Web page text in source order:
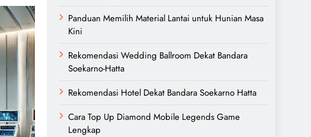
Panduan Memilih Material Lantai untuk Hunian Masa
Kini
Rekomendasi Wedding Ballroom Dekat Bandara
Soekarno-Hatta
Rekomendasi Hotel Dekat Bandara Soekarno Hatta
Cara Top Up Diamond Mobile Legends Game
Lengkap